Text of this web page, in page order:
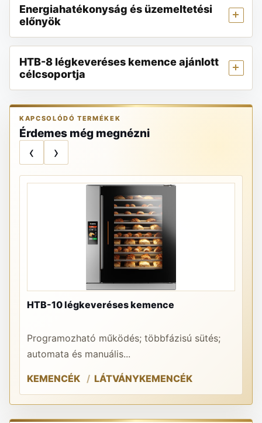
Energiahatékonyság és üzemeltetési
előnyök
HTB-8 légkeveréses kemence ajánlott
célcsoportja
KAPCSOLÓDÓ TERMÉKEK
Érdemes még megnézni
‹ ›
HTB-10 légkeveréses kemence
Programozható működés; többfázisú sütés;
automata és manuális...
KEMENCÉK LÁTVÁNYKEMENCÉK